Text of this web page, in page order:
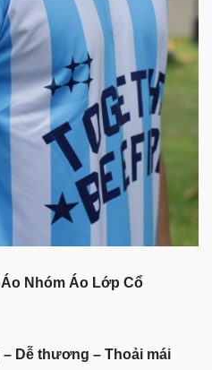
Áo Nhóm Áo Lớp Cổ
Dễ thương – Thoải mái